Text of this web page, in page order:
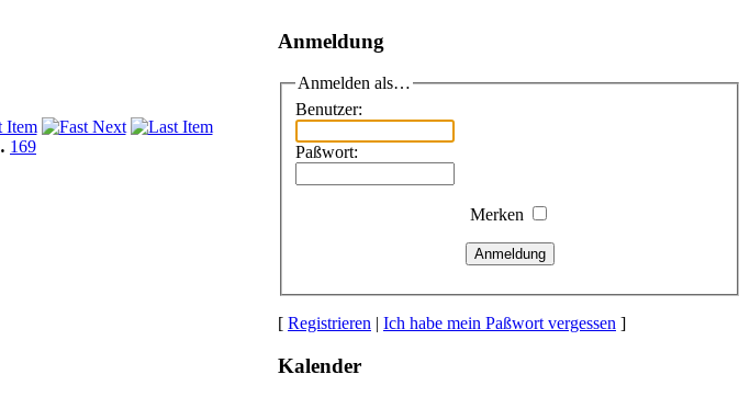
169
Anmeldung
Anmelden als…
Benutzer:
Paßwort:
Merken
Anmeldung
[ Registrieren | Ich habe mein Paßwort vergessen ]
Kalender